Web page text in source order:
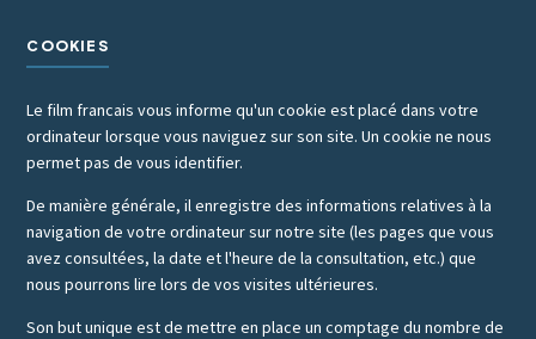
COOKIES
Le film francais vous informe qu'un cookie est placé dans votre
ordinateur lorsque vous naviguez sur son site. Un cookie ne nous
permet pas de vous identifier.
De manière générale, il enregistre des informations relatives à la
navigation de votre ordinateur sur notre site (les pages que vous
avez consultées, la date et l'heure de la consultation, etc.) que
nous pourrons lire lors de vos visites ultérieures.
Son but unique est de mettre en place un comptage du nombre de